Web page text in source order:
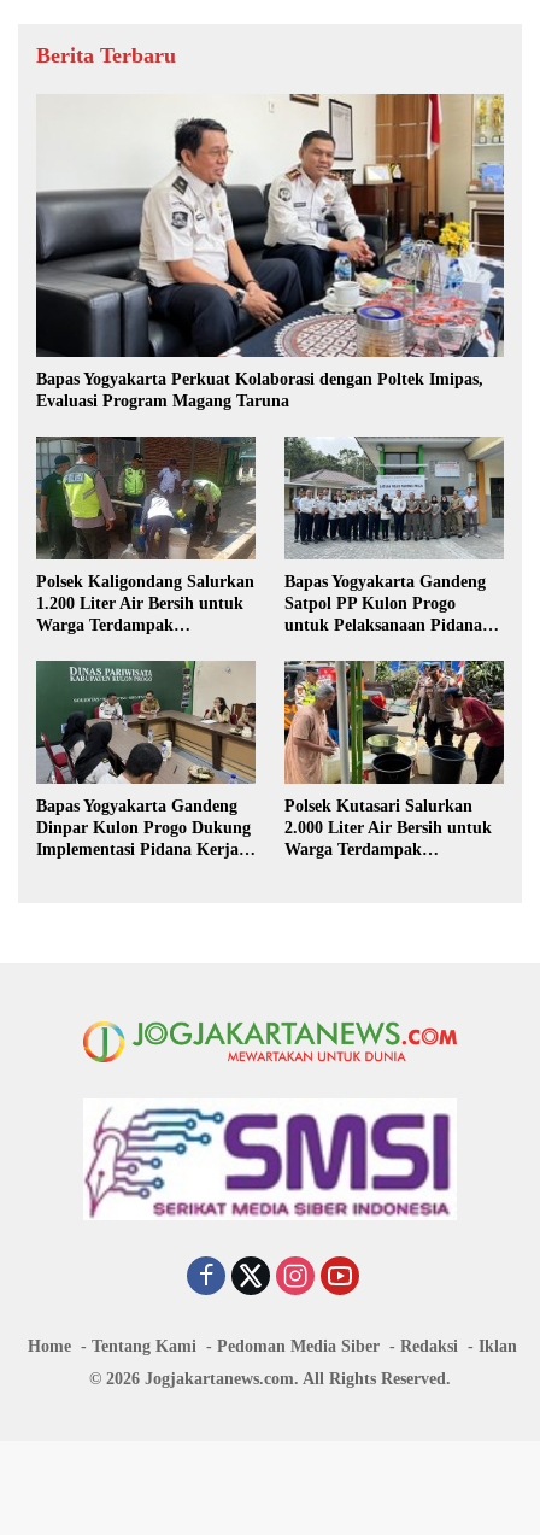
Berita Terbaru
Bapas Yogyakarta Perkuat Kolaborasi dengan Poltek Imipas,
Evaluasi Program Magang Taruna
Polsek Kaligondang Salurkan
1.200 Liter Air Bersih untuk
Warga Terdampak
Bapas Yogyakarta Gandeng
Satpol PP Kulon Progo
untuk Pelaksanaan Pidana
Bapas Yogyakarta Gandeng
Dinpar Kulon Progo Dukung
Implementasi Pidana Kerja
Polsek Kutasari Salurkan
2.000 Liter Air Bersih untuk
Warga Terdampak
Home Tentang Kami Pedoman Media Siber Redaksi
Iklan
© 2026 Jogjakartanews.com. All Rights Reserved.